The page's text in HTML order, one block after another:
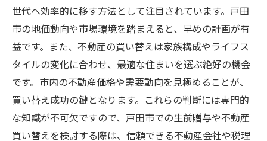
戸田市での不動産買い替えと生前贈与を成功さ
せるための実践ガイド
世代へ効率的に移す方法として注目されています。戸田
市の地価動向や市場環境を踏まえると、早めの計画が有
益です。また、不動産の買い替えは家族構成やライフス
タイルの変化に合わせ、最適な住まいを選ぶ絶好の機会
です。市内の不動産価格や需要動向を見極めることが、
買い替え成功の鍵となります。これらの判断には専門的
な知識が不可欠ですので、戸田市での生前贈与や不動産
買い替えを検討する際は、信頼できる不動産会社や税理